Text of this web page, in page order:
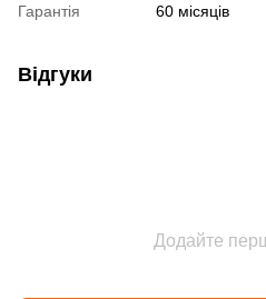
Гарантія
60 місяців
Відгуки
Додайте